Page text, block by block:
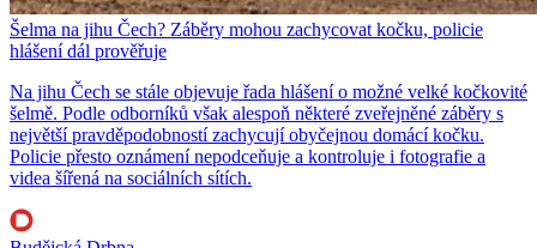
Šelma na jihu Čech? Záběry mohou zachycovat kočku, policie
hlášení dál prověřuje
Na jihu Čech se stále objevuje řada hlášení o možné velké kočkovité
šelmě. Podle odborníků však alespoň některé zveřejněné záběry s
největší pravděpodobností zachycují obyčejnou domácí kočku.
Policie přesto oznámení nepodceňuje a kontroluje i fotografie a
videa šířená na sociálních sítích.